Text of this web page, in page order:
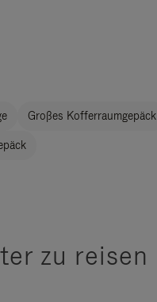
Großes Kofferraumgepäck
zu reisen